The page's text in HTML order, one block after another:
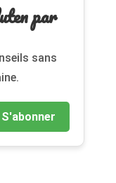
par
sans
S'abonner